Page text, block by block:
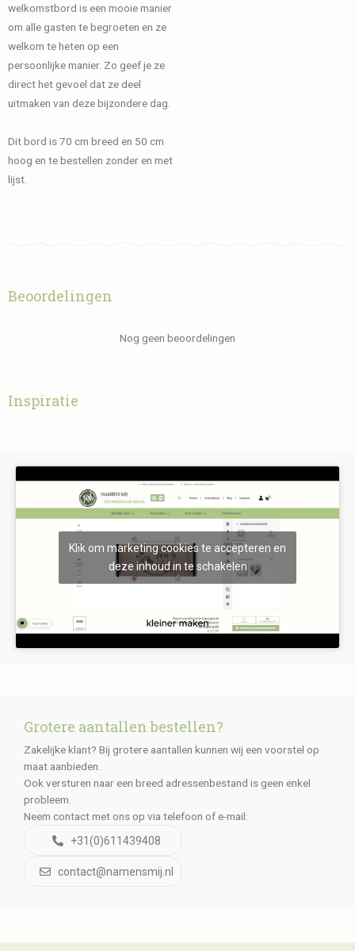
welkomstbord is een mooie manier
om alle gasten te begroeten en ze
welkom te heten op een
persoonlijke manier. Zo geef je ze
direct het gevoel dat ze deel
uitmaken van deze bijzondere dag.
Dit bord is 70 cm breed en 50 cm
hoog en te bestellen zonder en met
lijst.
Beoordelingen
Nog geen beoordelingen
Inspiratie
Klik om marketing cookies te accepteren en
deze inhoud in te schakelen
Grotere aantallen bestellen?
Zakelijke klant? Bij grotere aantallen kunnen wij een voorstel op
maat aanbieden.
Ook versturen naar een breed adressenbestand is geen enkel
probleem.
Neem contact met ons op via telefoon of e-mail:
+31(0)611439408
contact@namensmij.nl